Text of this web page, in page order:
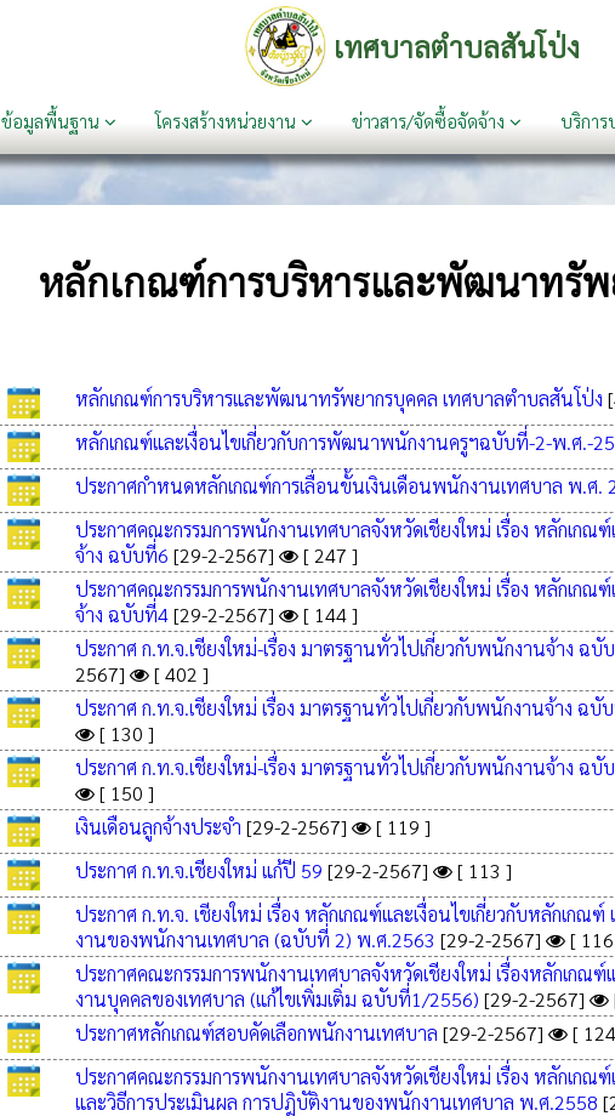
เทศบาลตำบลสันโป่ง
ข้อมูลพื้นฐาน โครงสร้างหน่วยงาน ข่าวสาร/จัดซื้อจัดจ้าง บริกา
หลักเกณฑ์การบริหารและพัฒนาทรั
หลักเกณฑ์การบริหารและพัฒนาทรัพยากรบุคคล เทศบาลตำบลสันโป่ง
หลักเกณฑ์และเงื่อนไขเกี่ยวกับการพัฒนาพนักงานครูฯฉบับที่-2-พ.ศ.-
ประกาศกำหนดหลักเกณฑ์การเลื่อนขั้นเงินเดือนพนักงานเทศบาล พ.ศ.
ประกาศคณะกรรมการพนักงานเทศบาลจังหวัดเชียงใหม่ เรื่อง หลักเกณ
จ้าง ฉบับที่6 [29-2-2567]
[ 247 ]
ประกาศคณะกรรมการพนักงานเทศบาลจังหวัดเชียงใหม่ เรื่อง หลักเกณ
จ้าง ฉบับที่4 [29-2-2567]
[ 144 ]
ประกาศ ก.ท.จ.เชียงใหม่-เรื่อง มาตรฐานทั่วไปเกี่ยวกับพนักงานจ้าง ฉ
2567]
[ 402 ]
ประกาศ ก.ท.จ.เชียงใหม่ เรื่อง มาตรฐานทั่วไปเกี่ยวกับพนักงานจ้าง ฉ
[ 130 ]
ประกาศ ก.ท.จ.เชียงใหม่-เรื่อง มาตรฐานทั่วไปเกี่ยวกับพนักงานจ้าง ฉ
[ 150 ]
เงินเดือนลูกจ้างประจำ [29-2-2567]
[ 119 ]
ประกาศ ก.ท.จ.เชียงใหม่ แก้ปี 59 [29-2-2567]
[ 113 ]
ประกาศ ก.ท.จ. เชียงใหม่ เรื่อง หลักเกณฑ์และเงื่อนไขเกี่ยวกับหลักเกณ
งานของพนักงานเทศบาล (ฉบับที่ 2) พ.ศ.2563 [29-2-2567]
[
ประกาศคณะกรรมการพนักงานเทศบาลจังหวัดเชียงใหม่ เรื่องหลักเกณฑ์
งานบุคคลของเทศบาล (แก้ไขเพิ่มเติ่ม ฉบับที่1/2556) [29-2-2567]
ประกาศหลักเกณฑ์สอบคัดเลือกพนักงานเทศบาล [29-2-2567]
[
ประกาศคณะกรรมการพนักงานเทศบาลจังหวัดเชียงใหม่ เรื่อง หลักเกณ
และวิธีการประเมินผล การปฎิบัติงานของพนักงานเทศบาล พ.ศ.2558